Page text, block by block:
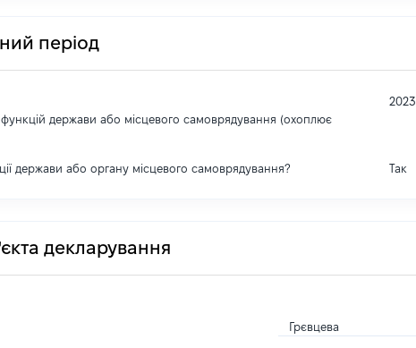
період
держави або місцевого самоврядування (охоплює
2023
держави або органу місцевого самоврядування? Так
декларування
Грєвцева